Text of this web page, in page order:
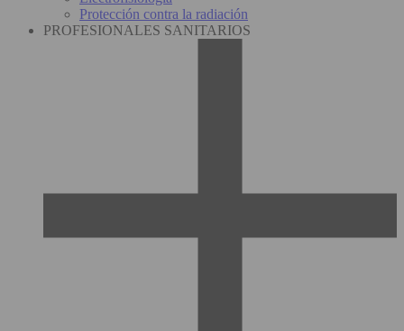
Protección contra la radiación
PROFESIONALES SANITARIOS